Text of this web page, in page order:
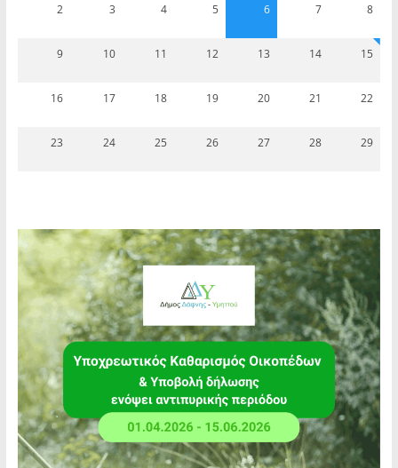
2 3 4 5 6 7 8
9 10 11 12 13 14 15
16 17 18 19 20 21 22
23 24 25 26 27 28 29